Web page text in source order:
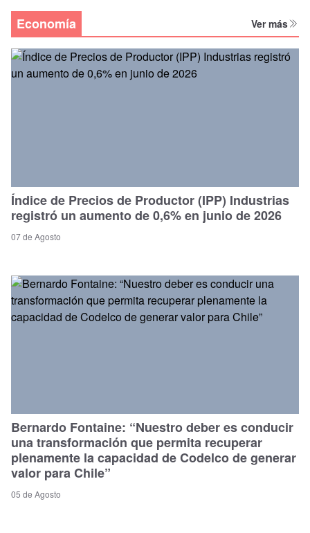
Economía Ver más
Índice de Precios de Productor (IPP) Industrias
registró un aumento de 0,6% en junio de 2026
07 de Agosto
Bernardo Fontaine: “Nuestro deber es conducir
una transformación que permita recuperar
plenamente la capacidad de Codelco de generar
valor para Chile”
05 de Agosto